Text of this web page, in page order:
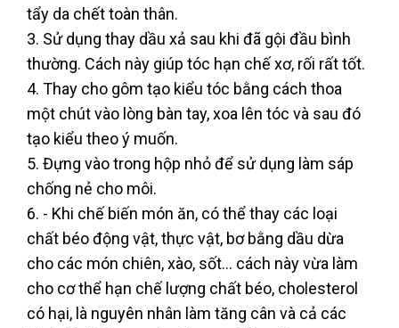
tẩy da chết toàn thân.
3. Sử dụng thay dầu xả sau khi đã gội đầu bình
thường. Cách này giúp tóc hạn chế xơ, rối rất tốt.
4. Thay cho gôm tạo kiểu tóc bằng cách thoa
một chút vào lòng bàn tay, xoa lên tóc và sau đó
tạo kiểu theo ý muốn.
5. Đựng vào trong hộp nhỏ để sử dụng làm sáp
chống nẻ cho môi.
6. - Khi chế biến món ăn, có thể thay các loại
chất béo động vật, thực vật, bơ bằng dầu dừa
cho các món chiên, xào, sốt… cách này vừa làm
cho cơ thể hạn chế lượng chất béo, cholesterol
có hại, là nguyên nhân làm tăng cân và cả các